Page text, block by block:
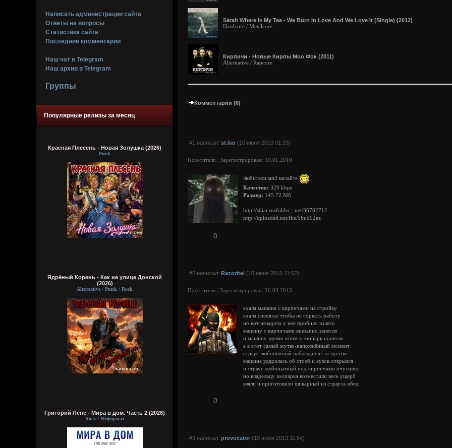
Написать администрации сайта
Ответы на вопросы
Статистика сайта
Последние комментарии
Наш чат в Telegram
Наш архив в Telegram
Группы
Популярные релизы за месяц
Красная Плесень - Новая Золушка (2026)
Punk
Ядрёный Корень - Как на улице Донской
(2026)
Alternative / Punk / Rock
Григорий Лепс - Мира в дом. Часть 2 (2026)
Rock / Неформат
Sarah Where Is My Tea - We Burn In Love And We Love It (Single) (2012)
Hardcore / Metalcore
Кирпичи - Новые Кирпы Моо Фок (2011)
Alternative / Rapcore
Комментарии (6)
#1 написал: st.liar (10 июня 2013 01:15)
Посетители | Зарегистрирован: 10.01.2010
любители мп3 качайте
Качество: 320 kbps
Размер: 145.72 Мб
http://stliar.rusfolder_.net/36782712
http://uploaded.net/file/56ud02ez
0
#2 написал: Razoritel (10 июня 2013 11:52)
Посетители | Зарегистрирован: 26.03.2013
ехала машина с кирпичами на стройку
ехала спешила чтобы не сорвать работу
но вот незадача у неё пробило колесо
машину с кирпичами внезапно занесло
и машину прямо юзом в зоопарк понесло
а в этот самый жутко-напряжённый момент
страус любопытный наблюдал из-за кустов
машина ударилась об столб и кузов открылся
и страус любопытный под кирпичами очутился
но владельцу зоопарка возместили весь ущерб
взяли и приготовили шикарный из страуса обед
0
#3 написал: provocator (10 июня 2013 11:54)